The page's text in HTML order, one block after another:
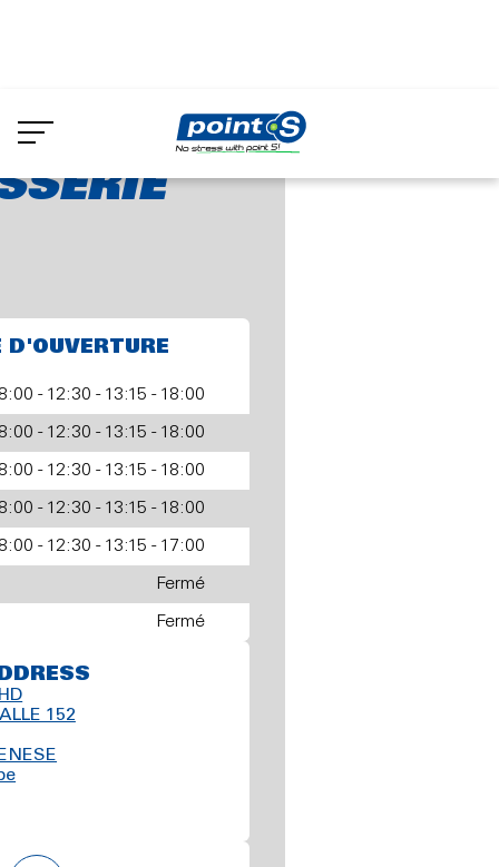
au
contenu
D'OUVERTURE
- 12:30 - 13:15 - 18:00
- 12:30 - 13:15 - 18:00
- 12:30 - 13:15 - 18:00
- 12:30 - 13:15 - 18:00
- 12:30 - 13:15 - 17:00
Fermé
Fermé
152